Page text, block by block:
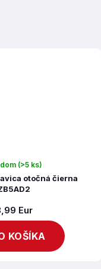
(>5 ks)
otočná čierna
Eur
KOŠÍKA